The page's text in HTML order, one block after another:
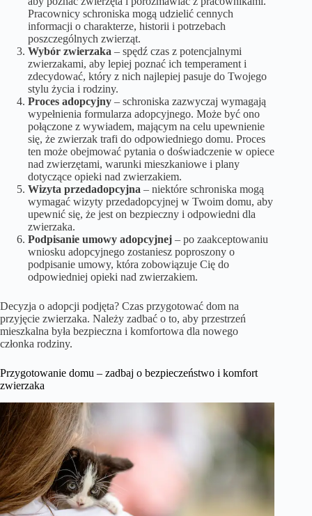
Pracownicy schroniska mogą udzielić cennych
informacji o charakterze, historii i potrzebach
poszczególnych zwierząt.
Wybór zwierzaka – spędź czas z potencjalnymi
zwierzakami, aby lepiej poznać ich temperament i
zdecydować, który z nich najlepiej pasuje do Twojego
stylu życia i rodziny.
Proces adopcyjny – schroniska zazwyczaj wymagają
wypełnienia formularza adopcyjnego. Może być ono
połączone z wywiadem, mającym na celu upewnienie
się, że zwierzak trafi do odpowiedniego domu. Proces
ten może obejmować pytania o doświadczenie w opiece
nad zwierzętami, warunki mieszkaniowe i plany
dotyczące opieki nad zwierzakiem.
Wizyta przedadopcyjna – niektóre schroniska mogą
wymagać wizyty przedadopcyjnej w Twoim domu, aby
upewnić się, że jest on bezpieczny i odpowiedni dla
zwierzaka.
Podpisanie umowy adopcyjnej – po zaakceptowaniu
wniosku adopcyjnego zostaniesz poproszony o
podpisanie umowy, która zobowiązuje Cię do
odpowiedniej opieki nad zwierzakiem.
Decyzja o adopcji podjęta? Czas przygotować dom na
przyjęcie zwierzaka. Należy zadbać o to, aby przestrzeń
mieszkalna była bezpieczna i komfortowa dla nowego
członka rodziny.
Przygotowanie domu – zadbaj o bezpieczeństwo i komfort
zwierzaka